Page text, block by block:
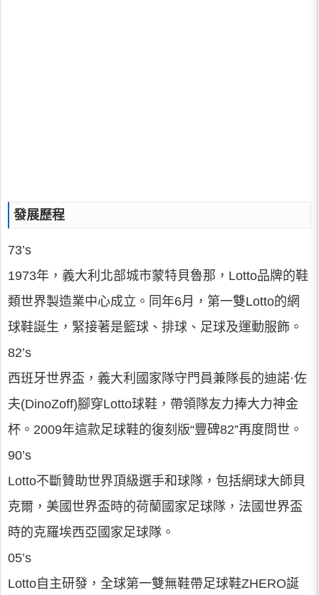
發展歷程
73’s
1973年，義大利北部城市蒙特貝魯那，Lotto品牌的鞋
類世界製造業中心成立。同年6月，第一雙Lotto的網
球鞋誕生，緊接著是籃球、排球、足球及運動服飾。
82’s
西班牙世界盃，義大利國家隊守門員兼隊長的迪諾·佐
夫(DinoZoff)腳穿Lotto球鞋，帶領隊友力捧大力神金
杯。2009年這款足球鞋的復刻版“豐碑82”再度問世。
90’s
Lotto不斷贊助世界頂級選手和球隊，包括網球大師貝
克爾，美國世界盃時的荷蘭國家足球隊，法國世界盃
時的克羅埃西亞國家足球隊。
05’s
Lotto自主研發，全球第一雙無鞋帶足球鞋ZHERO誕